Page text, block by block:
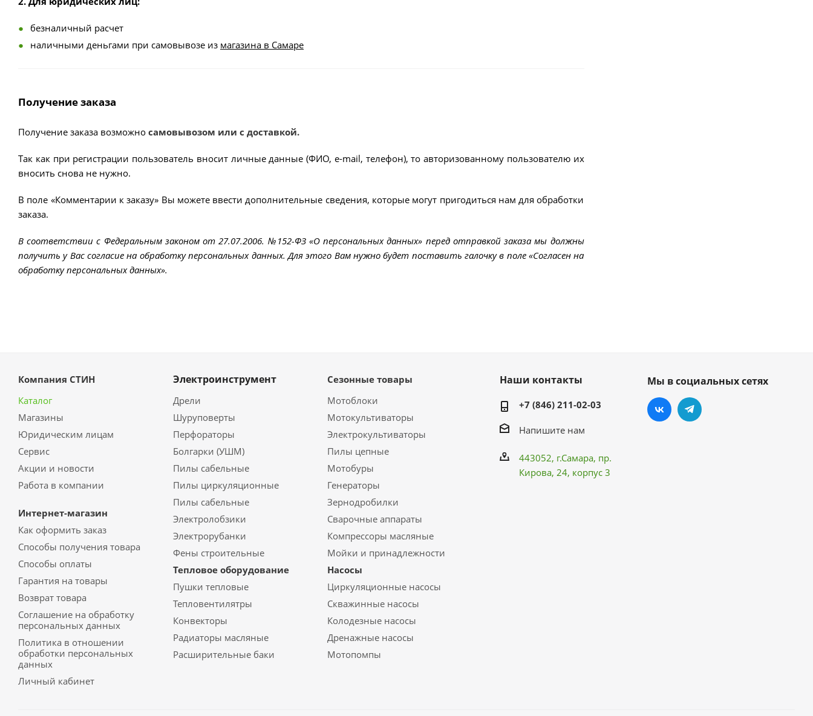
безналичный расчет
наличными деньгами при самовывозе из магазина в Самаре
Получение заказа
Получение заказа возможно самовывозом или с доставкой.
Так как при регистрации пользователь вносит личные данные (ФИО, e-mail, телефон), то авторизованному пользователю их
вносить снова не нужно.
В поле «Комментарии к заказу» Вы можете ввести дополнительные сведения, которые могут пригодиться нам для обработки
заказа.
В соответствии с Федеральным законом от 27.07.2006. №152-ФЗ «О персональных данных» перед отправкой заказа мы должны
получить у Вас согласие на обработку персональных данных. Для этого Вам нужно будет поставить галочку в поле «Согласен на
обработку персональных данных».
Компания СТИН
Каталог
Магазины
Юридическим лицам
Сервис
Акции и новости
Работа в компании
Интернет-магазин
Как оформить заказ
Способы получения товара
Способы оплаты
Гарантия на товары
Возврат товара
Соглашение на обработку
персональных данных
Политика в отношении
обработки персональных
данных
Личный кабинет
Электроинструмент
Дрели
Шуруповерты
Перфораторы
Болгарки (УШМ)
Пилы сабельные
Пилы циркуляционные
Пилы сабельные
Электролобзики
Электрорубанки
Фены строительные
Тепловое оборудование
Пушки тепловые
Тепловентилятры
Конвекторы
Радиаторы масляные
Расширительные баки
Сезонные товары
Мотоблоки
Мотокультиваторы
Электрокультиваторы
Пилы цепные
Мотобуры
Генераторы
Зернодробилки
Сварочные аппараты
Компрессоры масляные
Мойки и принадлежности
Насосы
Циркуляционные насосы
Скважинные насосы
Колодезные насосы
Дренажные насосы
Мотопомпы
Наши контакты
+7 (846) 211-02-03
Напишите нам
443052, г.Самара, пр.
Кирова, 24, корпус 3
Мы в социальных сетях